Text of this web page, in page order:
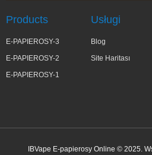
Products
E-PAPIEROSY-3
E-PAPIEROSY-2
E-PAPIEROSY-1
Usługi
Blog
Site Haritası
IBVape E-papierosy Online © 2025.
Joa***a